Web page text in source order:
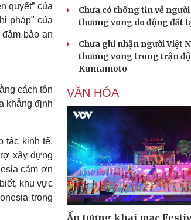
quyết” của
pháp" của
bảo an
cách tôn
khẳng định
tác kinh tế,
xây dựng
cảm ơn
khu vực
trong
Chưa có thông tin về
thương vong do động đất
Chưa ghi nhận người Việt
thương vong trong trận
Kumamoto
VĂN HÓA
Ấn tượng khai mạc